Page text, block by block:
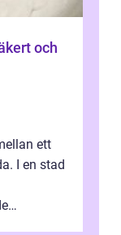
och
ett
I en stad